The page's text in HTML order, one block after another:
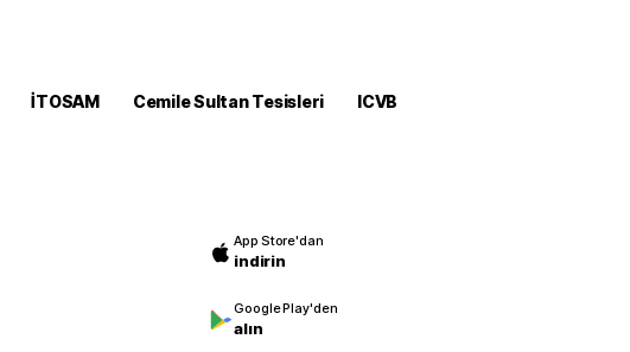
İTOSAM Cemile Sultan Tesisleri
ICVB
App Store'dan
indirin
Google Play'den
alın